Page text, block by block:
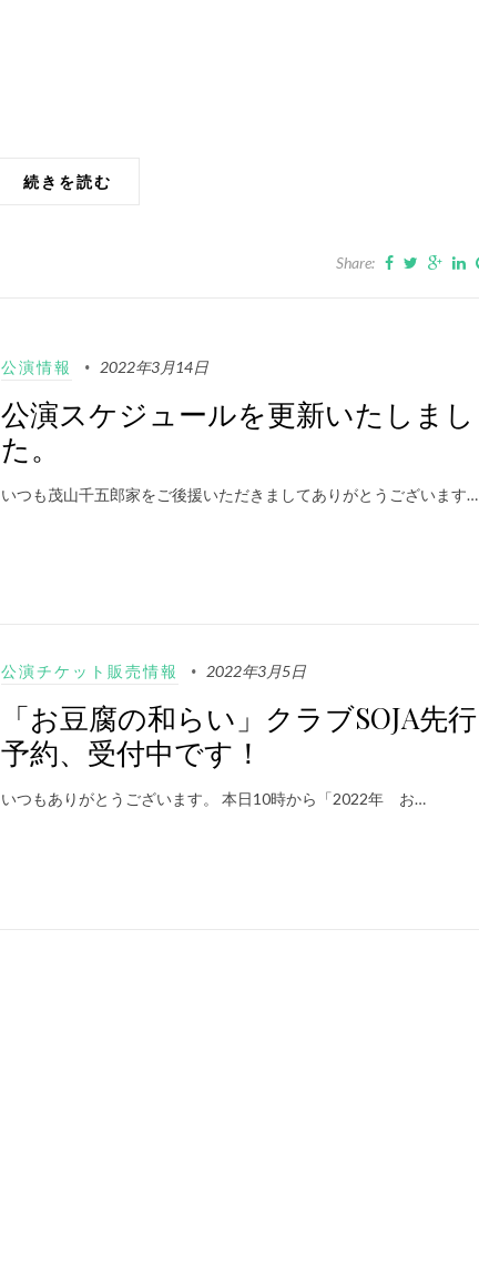
続きを読む
Share:
公演情報 2022年3月14日
公演スケジュールを更新いたしまし
た。
いつも茂山千五郎家をご後援いただきましてありがとうございます…
公演チケット販売情報 2022年3月5日
「お豆腐の和らい」クラブSOJA先行
予約、受付中です！
いつもありがとうございます。 本日10時から「2022年 お…